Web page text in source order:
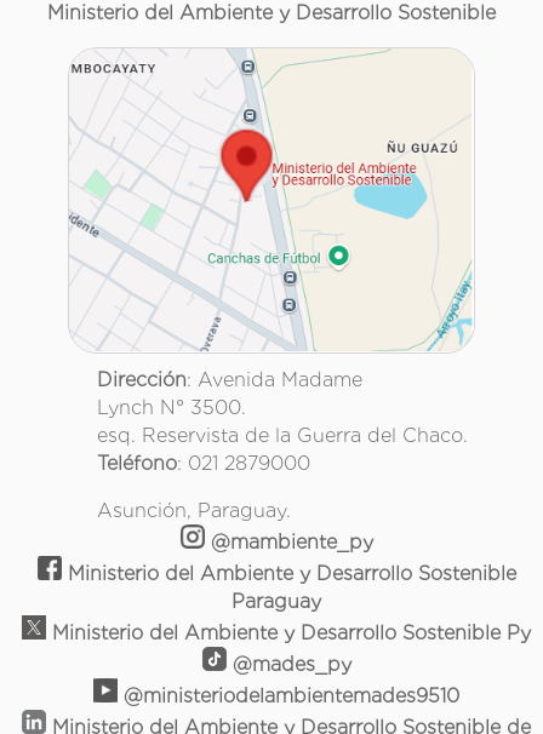
Ministerio del Ambiente y Desarrollo Sostenible
Dirección: Avenida Madame
Lynch N° 3500.
esq. Reservista de la Guerra del Chaco.
Teléfono: 021 2879000
Asunción, Paraguay.
@mambiente_py
Ministerio del Ambiente y Desarrollo Sostenible
Paraguay
Ministerio del Ambiente y Desarrollo Sostenible Py
@mades_py
@ministeriodelambientemades9510
Ministerio del Ambiente y Desarrollo Sostenible de